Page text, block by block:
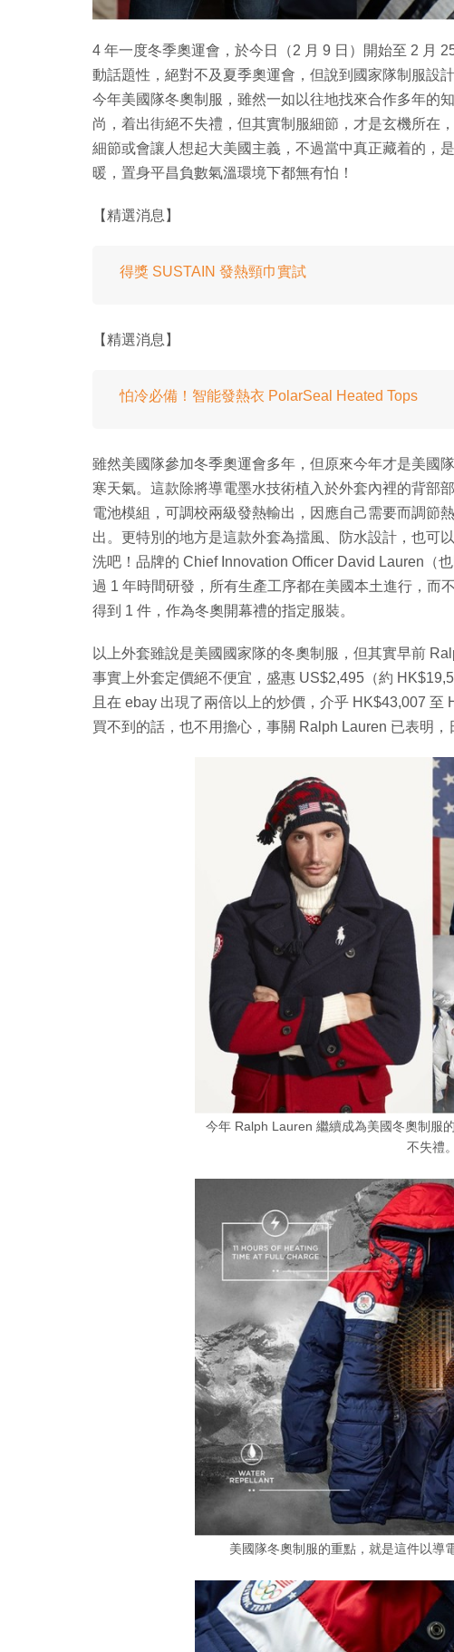
4 年一度冬季奧運會，於今日（2 月 9 日）開始至 2 月
動話題性，絕對不及夏季奧運會，但說到國家隊制服設
今年美國隊冬奧制服，雖然一如以往地找來合作多年的
尚，着出街絕不失禮，但其實制服細節，才是玄機所在
細節或會讓人想起大美國主義，不過當中真正藏着的，
暖，置身平昌負數氣溫環境下都無有怕！
【精選消息】
得獎 SUSTAIN 發熱頸巾實試
【精選消息】
怕冷必備！智能發熱衣 PolarSeal Heated Tops
雖然美國隊參加冬季奧運會多年，但原來今年才是美國
寒天氣。這款除將導電墨水技術植入於外套內裡的背部
電池模組，可調校兩級發熱輸出，因應自己需要而調節
出。更特別的地方是這款外套為擋風、防水設計，也可
洗吧！品牌的 Chief Innovation Officer David Lauren（
過 1 年時間研發，所有生產工序都在美國本土進行，而
得到 1 件，作為冬奧開幕禮的指定服裝。
以上外套雖說是美國國家隊的冬奧制服，但其實早前
事實上外套定價絕不便宜，盛惠 US$2,495（約
且在 ebay 出現了兩倍以上的炒價，介乎 HK$43,007
買不到的話，也不用擔心，事關 Ralph Lauren 已表明
今年 Ralph Lauren 繼續成為美國冬奧制服
不失禮。
美國隊冬奧制服的重點，就是這件以導